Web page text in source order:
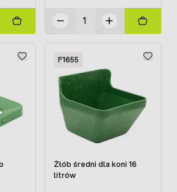
F1655
Żłób średni dla koni 16
litrów